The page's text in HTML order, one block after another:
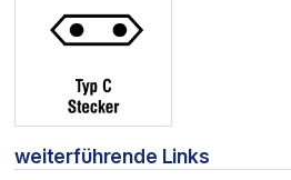
weiterführende Links